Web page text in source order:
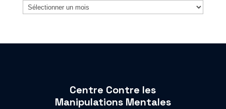
Archives
Centre Contre les
Manipulations Mentales